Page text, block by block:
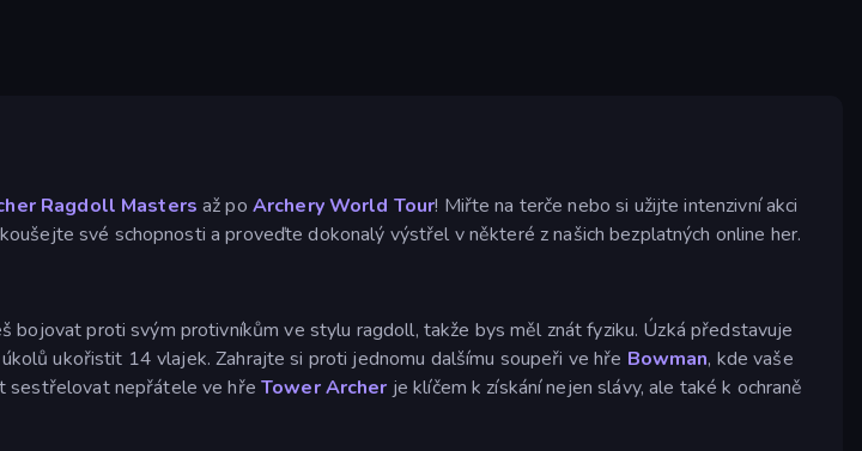
Ragdoll Masters až po Archery World Tour! Miřte na terče nebo si užijte intenzivní akci
své schopnosti a proveďte dokonalý výstřel v některé z našich bezplatných online her.
bojovat proti svým protivníkům ve stylu ragdoll, takže bys měl znát fyziku. Úzká představuje
ukořistit 14 vlajek. Zahrajte si proti jednomu dalšímu soupeři ve hře Bowman, kde vaše
sestřelovat nepřátele ve hřeTower Archer je klíčem k získání nejen slávy, ale také k ochraně